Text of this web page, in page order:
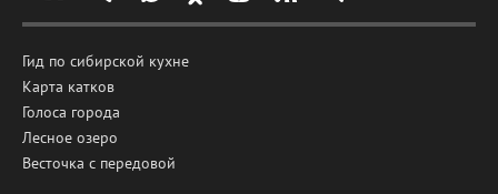
Гид по сибирской кухне
Карта катков
Голоса города
Лесное озеро
Весточка с передовой